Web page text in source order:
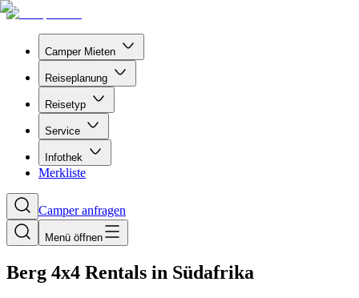
Camper Mieten
Reiseplanung
Reisetyp
Service
Infothek
Merkliste
Camper anfragen
Menü öffnen
Berg 4x4 Rentals in Südafrika